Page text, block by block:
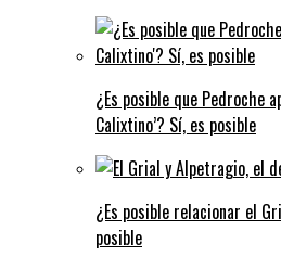
¿Es posible que Pedroche
Calixtino’? Sí, es posible
¿Es posible relacionar el
posible